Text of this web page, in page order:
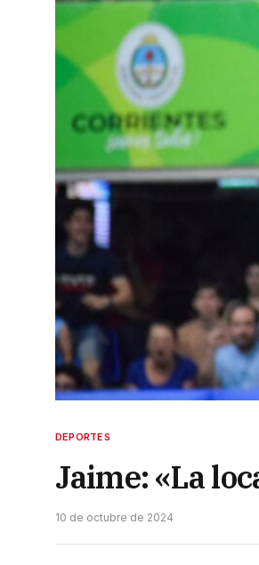
DEPORTES
Jaime: «La
10 de octubre de 2024